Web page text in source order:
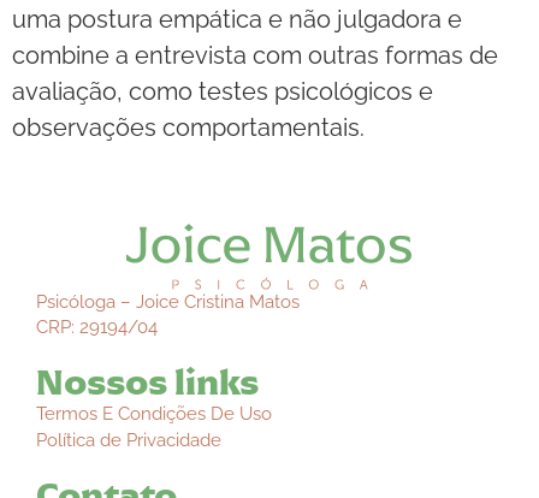
uma postura empática e não julgadora e
combine a entrevista com outras formas de
avaliação, como testes psicológicos e
observações comportamentais.
Psicóloga – Joice Cristina Matos
CRP: 29194/04
Nossos links
Termos E Condições De Uso
Política de Privacidade